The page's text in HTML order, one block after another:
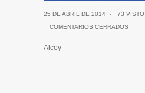
25 DE ABRIL DE 2014 - 73 VISTO
COMENTARIOS CERRADOS
Alcoy